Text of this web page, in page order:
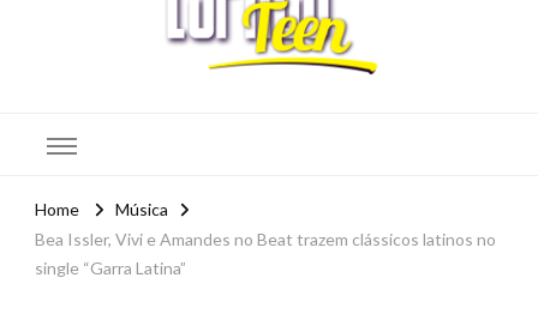
Home
Música
Bea Issler, Vivi e Amandes no Beat trazem clássicos latinos no
single “Garra Latina”